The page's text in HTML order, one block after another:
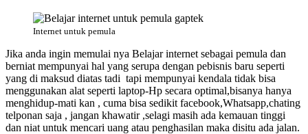
Internet untuk pemula
Jika anda ingin memulai nya Belajar internet sebagai pemula dan
berniat mempunyai hal yang serupa dengan pebisnis baru seperti
yang di maksud diatas tadi tapi mempunyai kendala tidak bisa
menggunakan alat seperti laptop-Hp secara optimal,bisanya hanya
menghidup-mati kan , cuma bisa sedikit facebook,Whatsapp,chating
telponan saja , jangan khawatir ,selagi masih ada kemauan tinggi
dan niat untuk mencari uang atau penghasilan maka disitu ada jalan.